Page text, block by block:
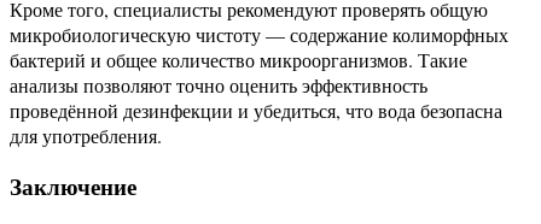
Кроме того, специалисты рекомендуют проверять общую
микробиологическую чистоту — содержание колиморфных
бактерий и общее количество микроорганизмов. Такие
анализы позволяют точно оценить эффективность
проведённой дезинфекции и убедиться, что вода безопасна
для употребления.
Заключение